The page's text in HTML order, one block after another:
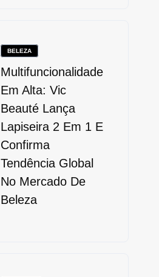
BELEZA
Multifuncionalidade
Em Alta: Vic
Beauté Lança
Lapiseira 2 Em 1 E
Confirma
Tendência Global
No Mercado De
Beleza